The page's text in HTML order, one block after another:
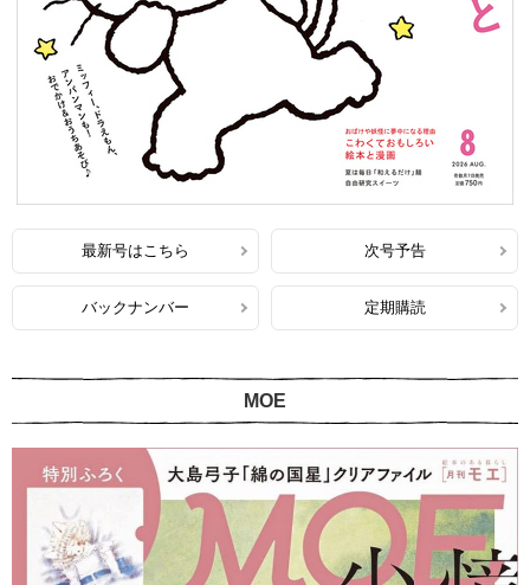
最新号はこちら 次号予告
バックナンバー 定期購読
MOE